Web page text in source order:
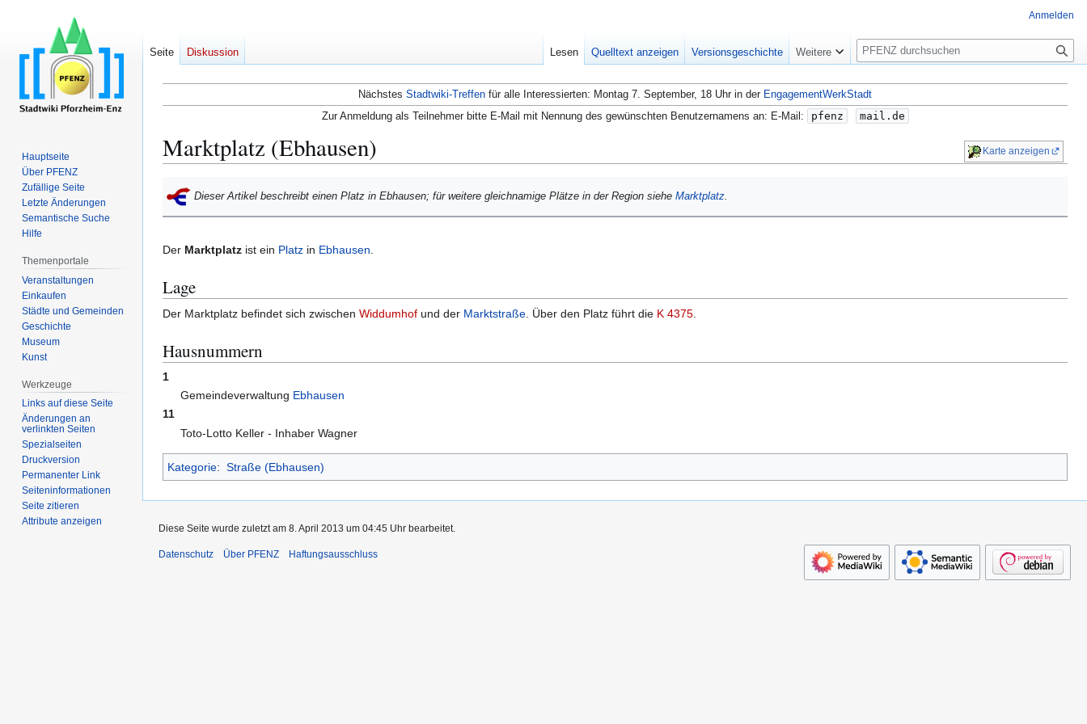
Nächstes Stadtwiki-Treffen für alle Interessierten: Montag 7. September, 18 Uhr in der EngagementWerkStadt
Zur Anmeldung als Teilnehmer bitte E-Mail mit Nennung des gewünschten Benutzernamens an: E-Mail:
pfenz mail.de
Marktplatz (Ebhausen)
Navigation
springen
Suche
springen
Karte anzeigen
Dieser Artikel beschreibt einen Platz in Ebhausen; für weitere gleichnamige Plätze in der Region siehe Marktplatz
Der Marktplatz ist ein Platz in Ebhausen.
Lage
Der Marktplatz befindet sich zwischen Widdumhof und der Marktstraße. Über den Platz führt die K 4375.
Hausnummern
1
Gemeindeverwaltung Ebhausen
11
Toto-Lotto Keller - Inhaber Wagner
Kategorie: Straße (Ebhausen)
Anmelden
Seite Diskussion Lesen Quelltext anzeigen Versionsgeschichte Weitere
S
u
c
h
e
Hauptseite
Über PFENZ
Zufällige Seite
Letzte Änderungen
Semantische Suche
Hilfe
Themenportale
Veranstaltungen
Einkaufen
Städte und Gemeinden
Geschichte
Museum
Kunst
Werkzeuge
Links auf diese Seite
Änderungen an
verlinkten Seiten
Spezialseiten
Druckversion
Permanenter Link
Seiten­­informationen
Seite zitieren
Attribute anzeigen
Diese Seite wurde zuletzt am 8. April 2013 um 04:45 Uhr bearbeitet.
Datenschutz Über PFENZ Haftungsausschluss